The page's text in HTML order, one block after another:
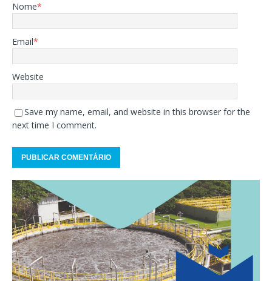
Nome*
Email*
Website
Save my name, email, and website in this browser for the
next time I comment.